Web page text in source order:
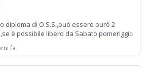
diploma di O.S.S.,può essere purè 2
è possibile libero da Sabato pomeriggio
fa